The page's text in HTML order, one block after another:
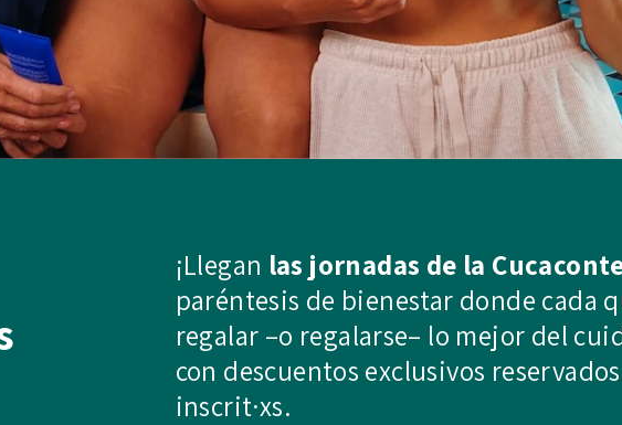
¡Llegan las jornadas de la
paréntesis de bienestar donde cada
regalar –o regalarse– lo mejor del
con descuentos exclusivos
inscrit·xs.